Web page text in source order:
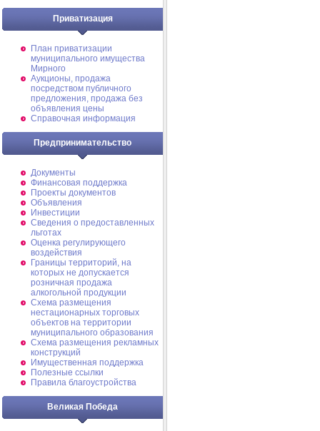
Приватизация
План приватизации
муниципального имущества
Мирного
Аукционы, продажа
посредством публичного
предложения, продажа без
объявления цены
Справочная информация
Предпринимательство
Документы
Финансовая поддержка
Проекты документов
Объявления
Инвестиции
Сведения о предоставленных
льготах
Оценка регулирующего
воздействия
Границы территорий, на
которых не допускается
розничная продажа
алкогольной продукции
Схема размещения
нестационарных торговых
объектов на территории
муниципального образования
Схема размещения рекламных
конструкций
Имущественная поддержка
Полезные ссылки
Правила благоустройства
Великая Победа